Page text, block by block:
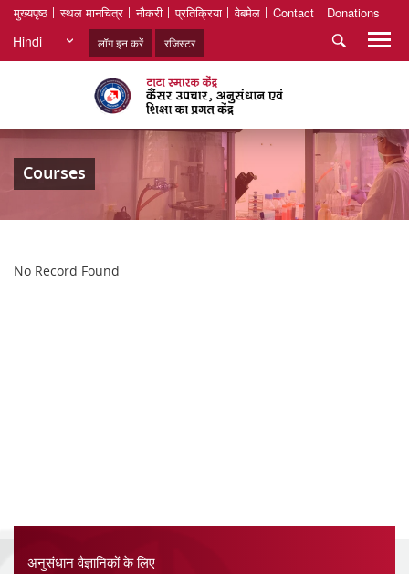
मुख्यपृष्ठ स्थल मानचित्र नौकरी प्रतिक्रिया वेबमेल Contact Donations
Hindi लॉग इन करें रजिस्टर
Courses
No Record Found
अनुसंधान वैज्ञानिकों के लिए